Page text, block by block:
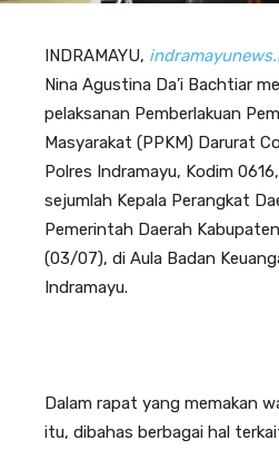
INDRAMAYU,
Nina Agustina Da’i Bachtiar
pelaksanan Pemberlakuan
Masyarakat (PPKM) Darurat
Polres Indramayu, Kodim
sejumlah Kepala Perangkat
Pemerintah Daerah
(03/07), di Aula Badan
Indramayu.
Dalam rapat yang memakan
itu, dibahas berbagai hal